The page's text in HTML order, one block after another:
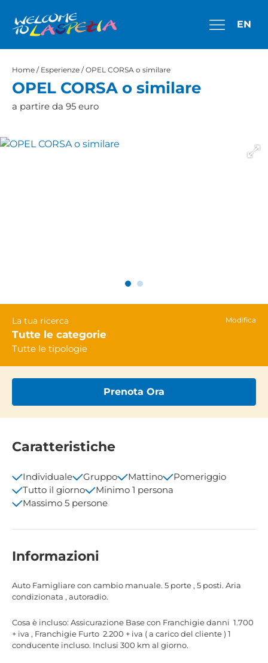
EN
Home / Esperienze / OPEL CORSA o similare
OPEL CORSA o similare
a partire da 95 euro
La tua ricerca
Tutte le categorie
Tutte le tipologie
Modifica
Prenota Ora
Caratteristiche
Individuale Gruppo Mattino
Pomeriggio
Tutto il giorno
Minimo 1 persona
Massimo 5 persone
Informazioni
Auto Famigliare con cambio manuale. 5 porte , 5 posti. Aria
condizionata , autoradio.
Cosa è incluso: Assicurazione Base con Franchigie danni  1.700
+ iva , Franchigie Furto  2.200 + iva ( a carico del cliente ) 1
conducente incluso. Inclusi 300 km al giorno.